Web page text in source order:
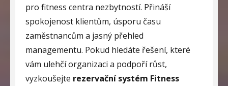
pro fitness centra nezbytností. Přináší
spokojenost klientům, úsporu času
zaměstnancům a jasný přehled
managementu. Pokud hledáte řešení, které
vám ulehčí organizaci a podpoří růst,
vyzkoušejte rezervační systém Fitness